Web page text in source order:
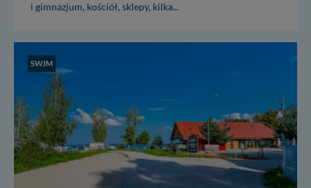
i gimnazjum, kościół, sklepy, kilka...
SWJM